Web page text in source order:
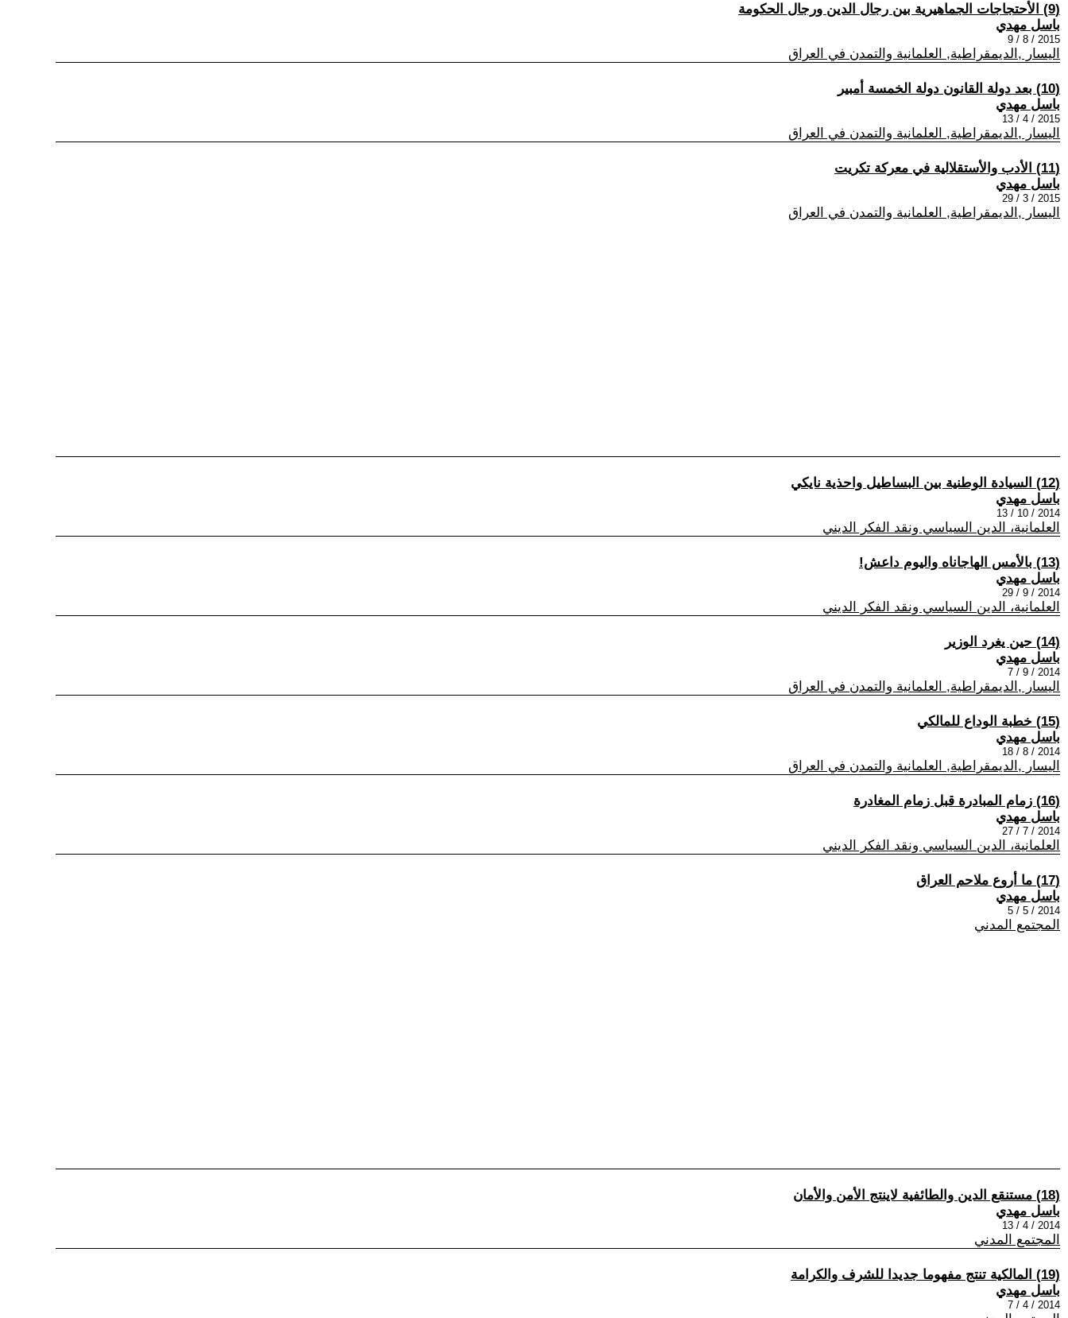
(9) الأحتجاجات الجماهيرية بين رجال الدين ورجال الحكومة
باسل مهدي
2015 / 8 / 9
اليسار ,الديمقراطية, العلمانية والتمدن في العراق
(10) بعد دولة القانون دولة الخمسة أمبير
باسل مهدي
2015 / 4 / 13
اليسار ,الديمقراطية, العلمانية والتمدن في العراق
(11) الأدب والأستقلالية في معركة تكريت
باسل مهدي
2015 / 3 / 29
اليسار ,الديمقراطية, العلمانية والتمدن في العراق
(12) السيادة الوطنية بين البساطيل واحذية نايكي
باسل مهدي
2014 / 10 / 13
العلمانية، الدين السياسي ونقد الفكر الديني
(13) بالأمس الهاجاناه واليوم داعش!
باسل مهدي
2014 / 9 / 29
العلمانية، الدين السياسي ونقد الفكر الديني
(14) حين يغرد الوزير
باسل مهدي
2014 / 9 / 7
اليسار ,الديمقراطية, العلمانية والتمدن في العراق
(15) خطبة الوداع للمالكي
باسل مهدي
2014 / 8 / 18
اليسار ,الديمقراطية, العلمانية والتمدن في العراق
(16) زمام المبادرة قبل زمام المغادرة
باسل مهدي
2014 / 7 / 27
العلمانية، الدين السياسي ونقد الفكر الديني
(17) ما أروع ملاحم العراق
باسل مهدي
2014 / 5 / 5
المجتمع المدني
(18) مستنقع الدين والطائفية لاينتج الأمن والأمان
باسل مهدي
2014 / 4 / 13
المجتمع المدني
(19) المالكية تنتج مفهوما جديدا للشرف والكرامة
باسل مهدي
2014 / 4 / 7